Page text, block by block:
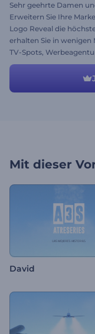
Sehr geehrte Damen
Erweitern Sie Ihre
Logo Reveal die
erhalten Sie in
TV-Spots,
Firmenpräsentationen
und probieren Sie es
Mit dieser
David